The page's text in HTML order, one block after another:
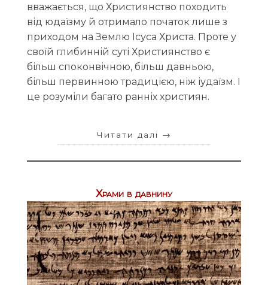
вважається, що Християнство походить
від юдаїзму й отримало початок лише з
приходом на Землю Ісуса Христа. Проте у
своїй глибинній суті Християнство є
більш споконвічною, більш давньою,
більш первинною традицією, ніж іудаїзм. І
це розуміли багато ранніх християн.
Читати далі →
Храми в давнину